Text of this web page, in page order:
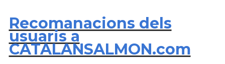
Recomanacions dels
usuaris a
CATALANSALMON.com